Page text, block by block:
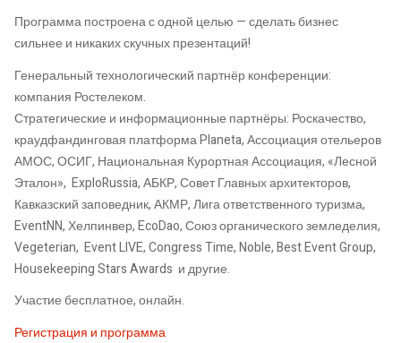
Программа построена с одной целью — сделать бизнес
сильнее и никаких скучных презентаций!
Генеральный технологический партнёр конференции:
компания Ростелеком.
Стратегические и информационные партнёры: Роскачество,
краудфандинговая платформа Planeta, Ассоциация отельеров
АМОС, ОСИГ, Национальная Курортная Ассоциация, «Лесной
Эталон», ExploRussia, АБКР, Совет Главных архитекторов,
Кавказский заповедник, АКМР, Лига ответственного туризма,
EventNN, Хелпинвер, EcoDao, Союз органического земледелия,
Vegeterian, Event LIVE, Congress Time, Noble, Best Event Group,
Housekeeping Stars Awards и другие.
Участие бесплатное, онлайн.
Регистрация и программа